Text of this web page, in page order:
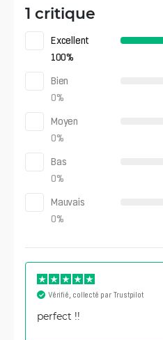
1 critique
Excellent
100%
Bien
0%
Moyen
0%
Bas
0%
Mauvais
0%
Vérifié, collecté par Trustpilot
perfect !!